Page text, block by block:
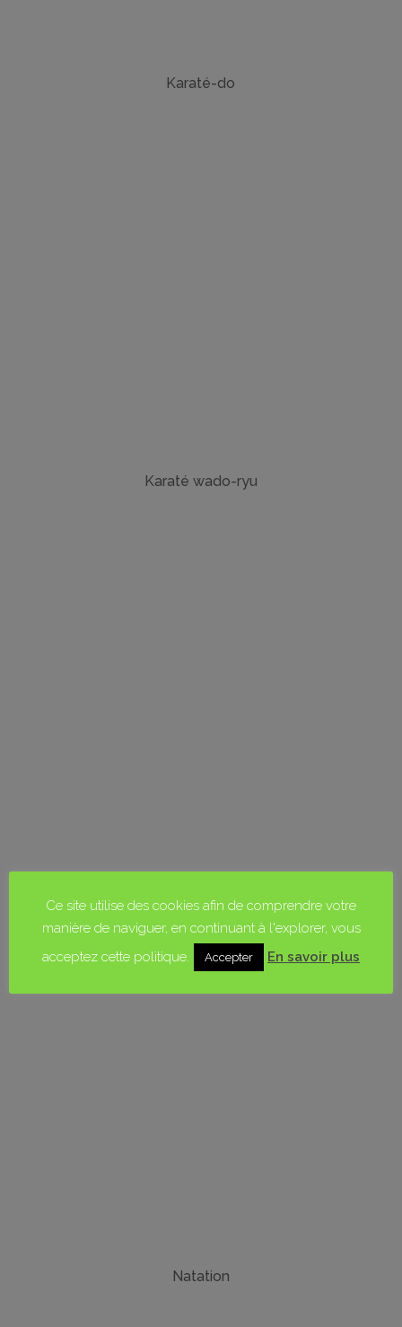
Karaté-do
Karaté wado-ryu
Natation
Ce site utilise des cookies afin de comprendre votre
manière de naviguer, en continuant à l'explorer, vous
acceptez cette politique.
Accepter En savoir plus